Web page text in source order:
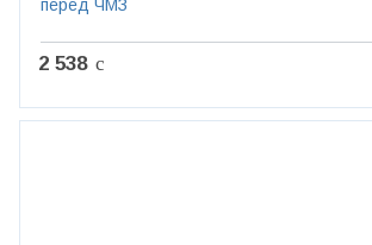
перед ЧМЗ
2 538 c